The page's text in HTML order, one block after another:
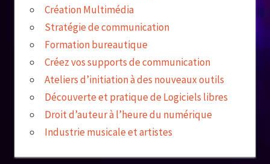
Création Multimédia
Stratégie de communication
Formation bureautique
Créez vos supports de communication
Ateliers d’initiation à des nouveaux outils
Découverte et pratique de Logiciels libres
Droit d’auteur à l’heure du numérique
Industrie musicale et artistes